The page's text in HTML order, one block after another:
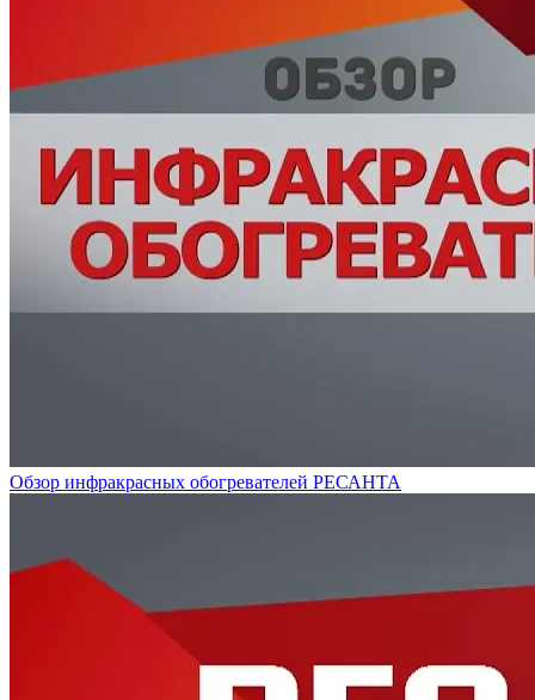
Обзор инфракрасных обогревателей РЕСАНТА